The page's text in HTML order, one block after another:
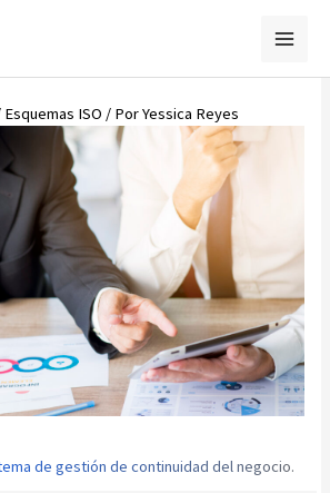
Esquemas ISO / PorYessica Reyes
de gestión de continuidad del negocio.